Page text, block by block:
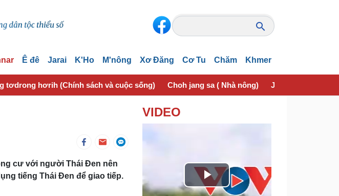
Ê đê Jarai K'Ho M'nông Xơ Đăng Cơ Tu Chăm Khmer
tơdrong hơrih (Chính sách và cuộc sống) Choh jang sa ( Nhà nông) Jơhngơ̆m pran
cư với người Thái Đen nên
tiếng Thái Đen để giao tiếp.
VIDEO
P